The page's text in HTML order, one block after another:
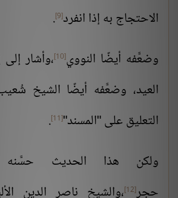
الاحتجاج به إذا انفرد[9]
.
وضعَّفه أيضًا النووي[10]
،وأشار
العيد، وضعَّفه أيضًا الشيخ
التعليق على "المسند"[11]
.
ولكن هذا الحديث حسَّنه
حجر[12]
،والشيخ ناصر الدين